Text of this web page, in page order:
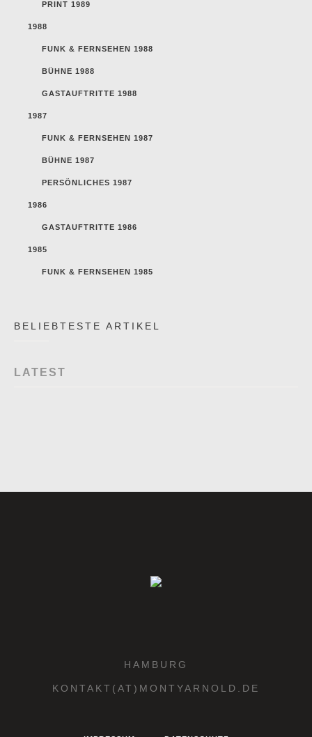
PRINT 1989
1988
FUNK & FERNSEHEN 1988
BÜHNE 1988
GASTAUFTRITTE 1988
1987
FUNK & FERNSEHEN 1987
BÜHNE 1987
PERSÖNLICHES 1987
1986
GASTAUFTRITTE 1986
1985
FUNK & FERNSEHEN 1985
BELIEBTESTE ARTIKEL
LATEST
HAMBURG
KONTAKT(AT)MONTYARNOLD.DE